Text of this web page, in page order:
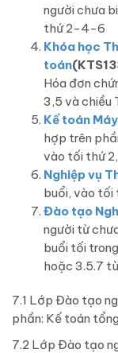
người chưa
thứ 2-4-6
Khóa học
toán
Hóa đơn
3,5 và chiều
Kế toán Máy
hợp trên
vào tối thứ
Nghiệp vụ
buổi, vào tối
Đào tạo
người từ
buổi tối
hoặc 3.5.7
7.1 Lớp Đào tạo
phần: Kế toán
7.2 Lớp Đào tạo